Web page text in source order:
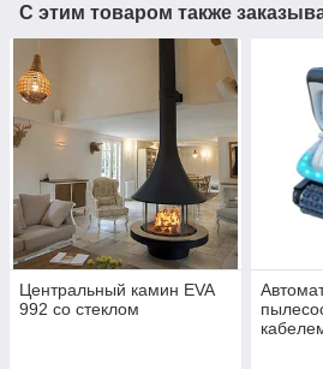
С этим товаром также
Центральный камин EVA
992 со стеклом